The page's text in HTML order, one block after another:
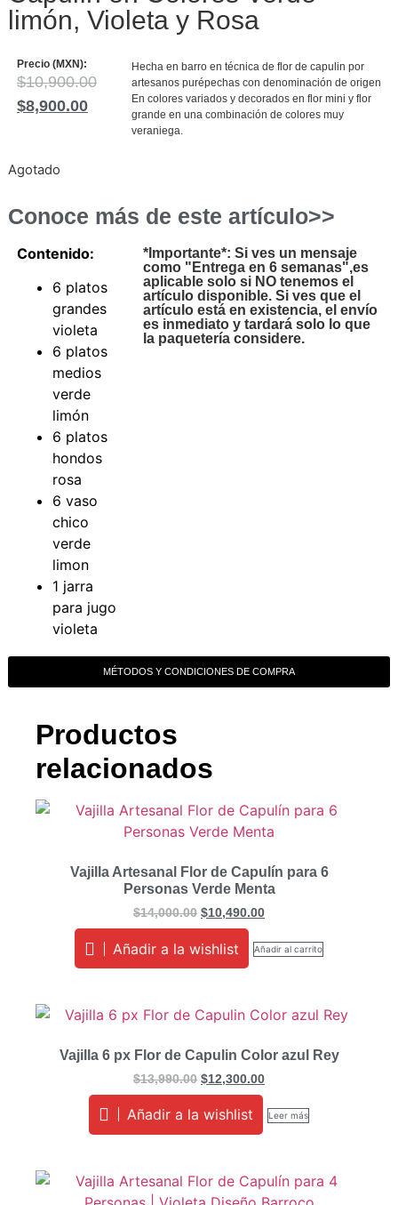
limón, Violeta y Rosa
Precio (MXN):
$10,900.00
$8,900.00
Hecha en barro en técnica de flor de capulin por
artesanos purépechas con denominación de origen
En colores variados y decorados en flor mini y flor
grande en una combinación de colores muy
veraniega.
Agotado
Conoce más de este artículo>>
Contenido:
6 platos
grandes
violeta
6 platos
medios
verde
limón
6 platos
hondos
rosa
6 vaso
chico
verde
limon
1 jarra
para jugo
violeta
*Importante*: Si ves un mensaje
como "Entrega en 6 semanas",es
aplicable solo si NO tenemos el
artículo disponible. Si ves que el
artículo está en existencia, el envío
es inmediato y tardará solo lo que
la paquetería considere.
MÉTODOS Y CONDICIONES DE COMPRA
Productos
relacionados
Vajilla Artesanal Flor de Capulín para 6
Personas Verde Menta
$14,000.00 $10,490.00
Añadir a la wishlist Añadir al carrito
Vajilla 6 px Flor de Capulin Color azul Rey
$13,990.00 $12,300.00
Añadir a la wishlist Leer más